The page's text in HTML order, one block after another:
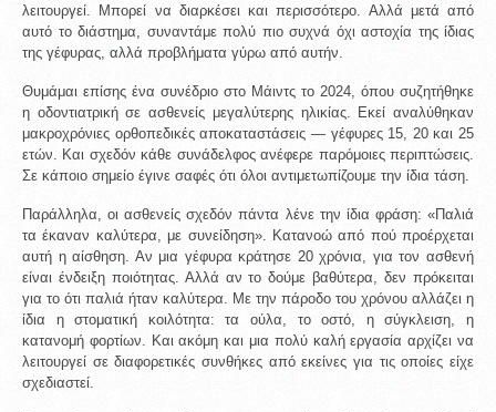
λειτουργεί. Μπορεί να διαρκέσει και περισσότερο. Αλλά μετά από
αυτό το διάστημα, συναντάμε πολύ πιο συχνά όχι αστοχία της ίδιας
της γέφυρας, αλλά προβλήματα γύρω από αυτήν.
Θυμάμαι επίσης ένα συνέδριο στο Μάιντς το 2024, όπου συζητήθηκε
η οδοντιατρική σε ασθενείς μεγαλύτερης ηλικίας. Εκεί αναλύθηκαν
μακροχρόνιες ορθοπεδικές αποκαταστάσεις — γέφυρες 15, 20 και 25
ετών. Και σχεδόν κάθε συνάδελφος ανέφερε παρόμοιες περιπτώσεις.
Σε κάποιο σημείο έγινε σαφές ότι όλοι αντιμετωπίζουμε την ίδια τάση.
Παράλληλα, οι ασθενείς σχεδόν πάντα λένε την ίδια φράση: «Παλιά
τα έκαναν καλύτερα, με συνείδηση». Κατανοώ από πού προέρχεται
αυτή η αίσθηση. Αν μια γέφυρα κράτησε 20 χρόνια, για τον ασθενή
είναι ένδειξη ποιότητας. Αλλά αν το δούμε βαθύτερα, δεν πρόκειται
για το ότι παλιά ήταν καλύτερα. Με την πάροδο του χρόνου αλλάζει η
ίδια η στοματική κοιλότητα: τα ούλα, το οστό, η σύγκλειση, η
κατανομή φορτίων. Και ακόμη και μια πολύ καλή εργασία αρχίζει να
λειτουργεί σε διαφορετικές συνθήκες από εκείνες για τις οποίες είχε
σχεδιαστεί.